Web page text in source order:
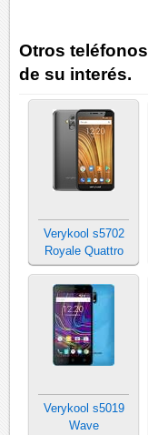
Otros
de su interés.
Verykool s5702
Royale Quattro
Verykool s5019
Wave